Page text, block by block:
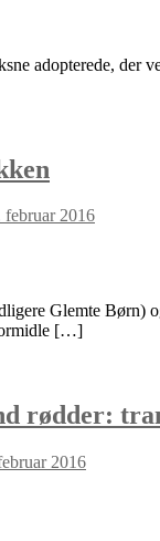
adopterede, der
februar 2016
Glemte Børn)
[…]
rødder:
2016